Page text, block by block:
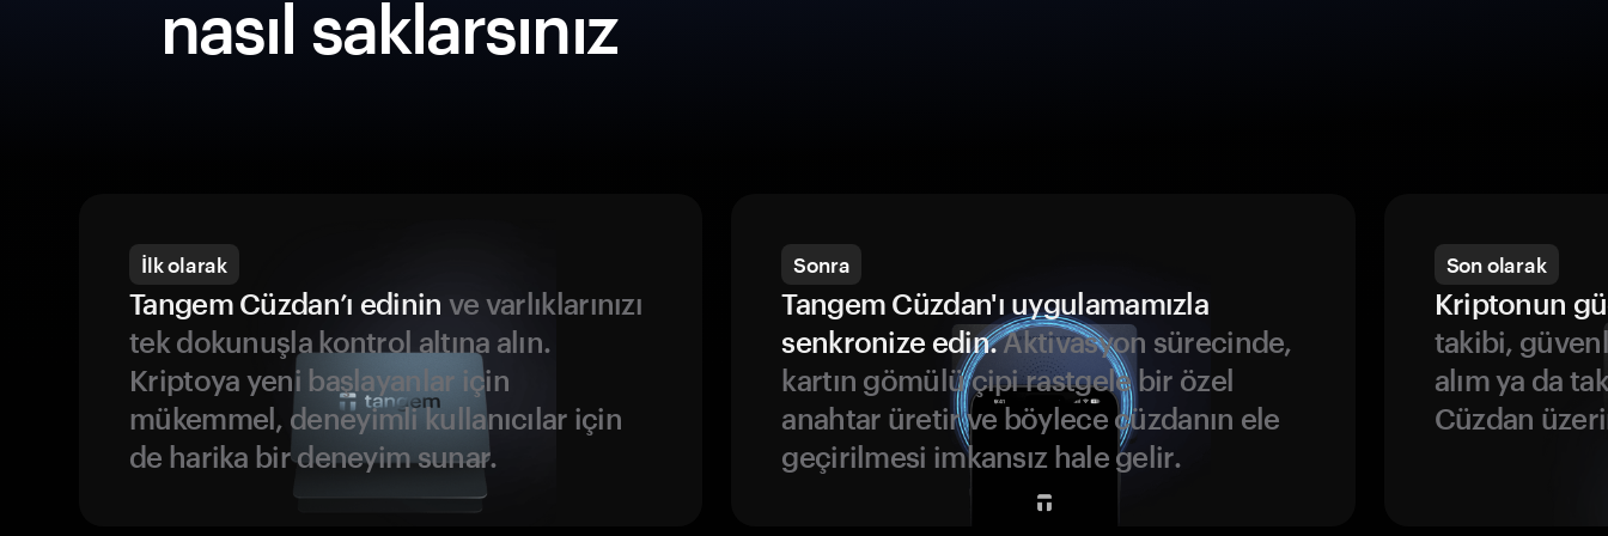
nasıl saklarsınız
İlk olarak
Tangem Cüzdan’ı edinin ve varlıklarınızı
tek dokunuşla kontrol altına alın.
Kriptoya yeni başlayanlar için
mükemmel, deneyimli kullanıcılar için
de harika bir deneyim sunar.
Sonra
Tangem Cüzdan'ı uygulamamızla
senkronize edin.Aktivasyon sürecinde,
kartın gömülü çipi rastgele bir özel
anahtar üretir ve böylece cüzdanın ele
geçirilmesi imkansız hale gelir.
Son olarak
Kriptonun
takibi,
alım ya da
Cüzdan